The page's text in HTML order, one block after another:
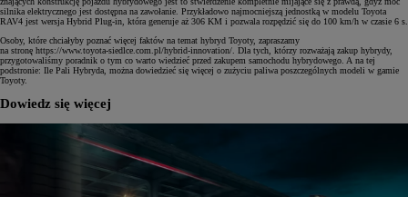
silnika elektrycznego jest dostępna na zawołanie. Przykładowo najmocniejszą jednostką w modelu Toyota
RAV4 jest wersja Hybrid Plug-in, która generuje aż 306 KM i pozwala rozpędzić się do 100 km/h w czasie 6 s.
Osoby, które chciałyby poznać więcej faktów na temat hybryd Toyoty, zapraszamy
na stronę https://www.toyota-siedlce.com.pl/hybrid-innovation/. Dla tych, którzy rozważają zakup hybrydy,
przygotowaliśmy poradnik o tym co warto wiedzieć przed zakupem samochodu hybrydowego. A na tej
podstronie: Ile Pali Hybryda, można dowiedzieć się więcej o zużyciu paliwa poszczególnych modeli w gamie
Toyoty.
Dowiedz się więcej